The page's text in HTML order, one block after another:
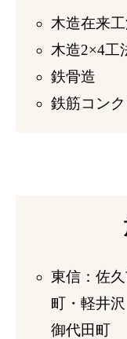
木造在来
木造2×4工
鉄骨造
鉄筋コン
東信：佐
町・軽井
御代田町